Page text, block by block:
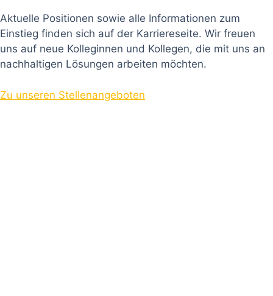
Aktuelle Positionen sowie alle Informationen zum
Einstieg finden sich auf der Karriereseite. Wir freuen
uns auf neue Kolleginnen und Kollegen, die mit uns an
nachhaltigen Lösungen arbeiten möchten.
Zu unseren Stellenangeboten